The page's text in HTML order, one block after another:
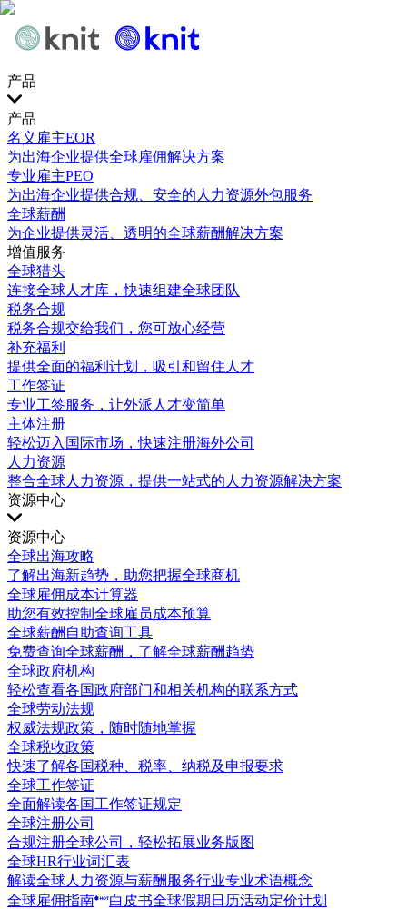
产品
产品
名义雇主EOR
为出海企业提供全球雇佣解决方案
专业雇主PEO
为出海企业提供合规、安全的人力资源外包服务
全球薪酬
为企业提供灵活、透明的全球薪酬解决方案
增值服务
全球猎头
连接全球人才库，快速组建全球团队
税务合规
税务合规交给我们，您可放心经营
补充福利
提供全面的福利计划，吸引和留住人才
工作签证
专业工签服务，让外派人才变简单
主体注册
轻松迈入国际市场，快速注册海外公司
人力资源
整合全球人力资源，提供一站式的人力资源解决方案
资源中心
资源中心
全球出海攻略
了解出海新趋势，助您把握全球商机
全球雇佣成本计算器
助您有效控制全球雇员成本预算
全球薪酬自助查询工具
免费查询全球薪酬，了解全球薪酬趋势
全球政府机构
轻松查看各国政府部门和相关机构的联系方式
全球劳动法规
权威法规政策，随时随地掌握
全球税收政策
快速了解各国税种、税率、纳税及申报要求
全球工作签证
全面解读各国工作签证规定
全球注册公司
合规注册全球公司，轻松拓展业务版图
全球HR行业词汇表
解读全球人力资源与薪酬服务行业专业术语概念
全球雇佣指南
白皮书全球假期日历活动定价计划